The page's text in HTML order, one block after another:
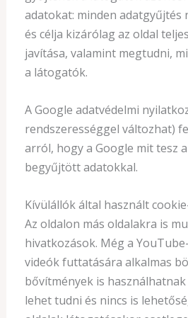
adatokat: minden
és célja kizárólag az oldal
javítása, valamint megtudni,
a látogatók.
A Google adatvédelmi
rendszerességgel változhat)
arról, hogy a Google mit tesz
begyűjtött adatokkal.
Kívülállók által használt
Az oldalon más oldalakra is
hivatkozások. Még a
videók futtatására alkalmas
bővítmények is
lehet tudni és nincs is